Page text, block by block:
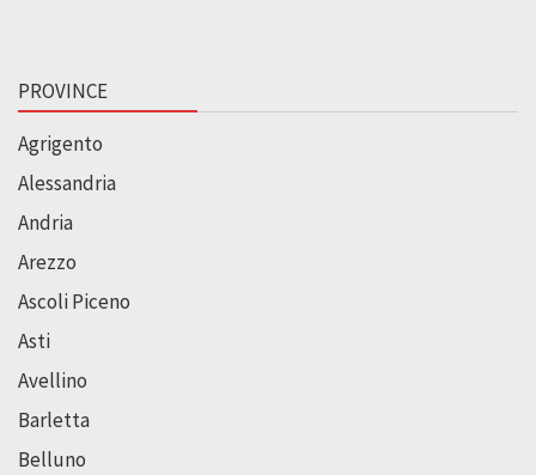
PROVINCE
Agrigento
Alessandria
Andria
Arezzo
Ascoli Piceno
Asti
Avellino
Barletta
Belluno